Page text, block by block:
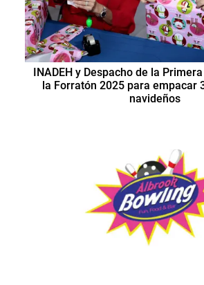
INADEH y Despacho de la
la Forratón 2025 para empacar
navideños